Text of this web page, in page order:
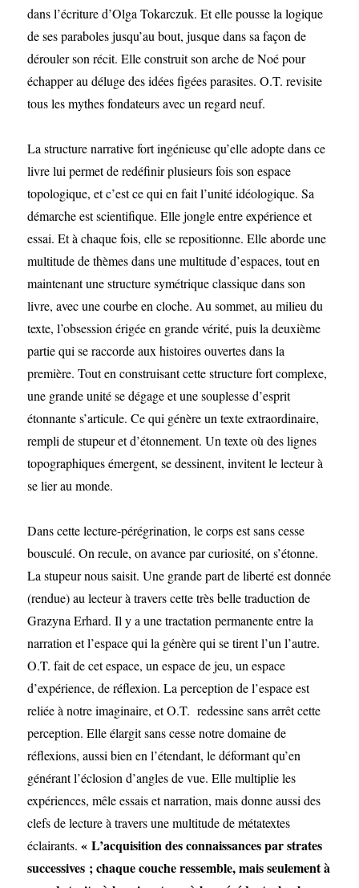
dans l’écriture d’Olga Tokarczuk. Et elle pousse la logique
de ses paraboles jusqu’au bout, jusque dans sa façon de
dérouler son récit. Elle construit son arche de Noé pour
échapper au déluge des idées figées parasites. O.T. revisite
tous les mythes fondateurs avec un regard neuf.
La structure narrative fort ingénieuse qu’elle adopte dans ce
livre lui permet de redéfinir plusieurs fois son espace
topologique, et c’est ce qui en fait l’unité idéologique. Sa
démarche est scientifique. Elle jongle entre expérience et
essai. Et à chaque fois, elle se repositionne. Elle aborde une
multitude de thèmes dans une multitude d’espaces, tout en
maintenant une structure symétrique classique dans son
livre, avec une courbe en cloche. Au sommet, au milieu du
texte, l’obsession érigée en grande vérité, puis la deuxième
partie qui se raccorde aux histoires ouvertes dans la
première. Tout en construisant cette structure fort complexe,
une grande unité se dégage et une souplesse d’esprit
étonnante s’articule. Ce qui génère un texte extraordinaire,
rempli de stupeur et d’étonnement. Un texte où des lignes
topographiques émergent, se dessinent, invitent le lecteur à
se lier au monde.
Dans cette lecture-pérégrination, le corps est sans cesse
bousculé. On recule, on avance par curiosité, on s’étonne.
La stupeur nous saisit. Une grande part de liberté est donnée
(rendue) au lecteur à travers cette très belle traduction de
Grazyna Erhard. Il y a une tractation permanente entre la
narration et l’espace qui la génère qui se tirent l’un l’autre.
O.T. fait de cet espace, un espace de jeu, un espace
d’expérience, de réflexion. La perception de l’espace est
reliée à notre imaginaire, et O.T. redessine sans arrêt cette
perception. Elle élargit sans cesse notre domaine de
réflexions, aussi bien en l’étendant, le déformant qu’en
générant l’éclosion d’angles de vue. Elle multiplie les
expériences, mêle essais et narration, mais donne aussi des
clefs de lecture à travers une multitude de métatextes
éclairants.« L’acquisition des connaissances par strates
successives ; chaque couche ressemble, mais seulement à